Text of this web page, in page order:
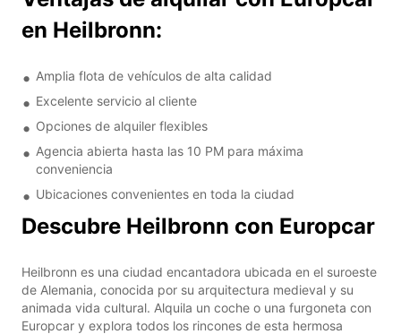
en Heilbronn:
Amplia flota de vehículos de alta calidad
Excelente servicio al cliente
Opciones de alquiler flexibles
Agencia abierta hasta las 10 PM para máxima
conveniencia
Ubicaciones convenientes en toda la ciudad
Descubre Heilbronn con Europcar
Heilbronn es una ciudad encantadora ubicada en el suroeste
de Alemania, conocida por su arquitectura medieval y su
animada vida cultural. Alquila un coche o una furgoneta con
Europcar y explora todos los rincones de esta hermosa